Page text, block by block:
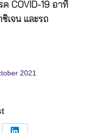
COVID-19 อาทิ
เจน และรถ
2021